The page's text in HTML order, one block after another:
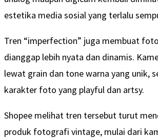
estetika media sosial yang terlalu
Tren “imperfection” juga membuat
dianggap lebih nyata dan dinamis.
lewat grain dan tone warna yang unik,
karakter foto yang playful dan artsy.
Shopee melihat tren tersebut turut
produk fotografi vintage, mulai dari